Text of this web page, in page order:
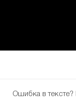
Ошибка в тексте?